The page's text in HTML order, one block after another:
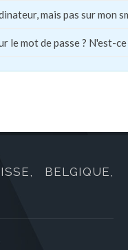
mais pas sur mon
le mot de passe ? N'est-ce
BELGIQUE,